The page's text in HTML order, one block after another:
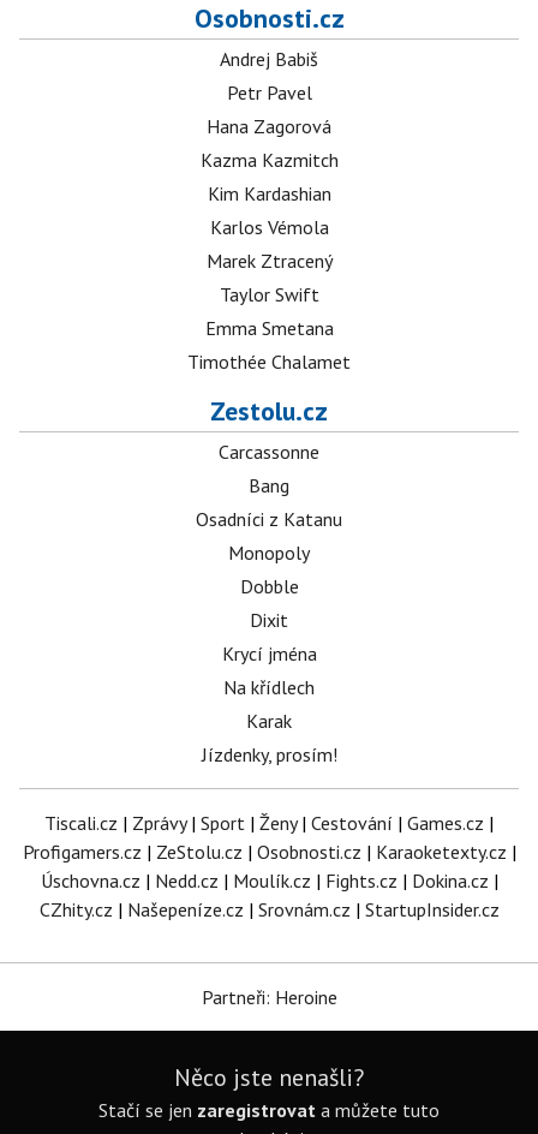
Osobnosti.cz
Andrej Babiš
Petr Pavel
Hana Zagorová
Kazma Kazmitch
Kim Kardashian
Karlos Vémola
Marek Ztracený
Taylor Swift
Emma Smetana
Timothée Chalamet
Zestolu.cz
Carcassonne
Bang
Osadníci z Katanu
Monopoly
Dobble
Dixit
Krycí jména
Na křídlech
Karak
Jízdenky, prosím!
Tiscali.cz | Zprávy| Sport | Ženy| Cestování | Games.cz |
Profigamers.cz | ZeStolu.cz | Osobnosti.cz | Karaoketexty.cz |
Úschovna.cz | Nedd.cz | Moulík.cz | Fights.cz | Dokina.cz |
CZhity.cz | Našepeníze.cz | Srovnám.cz | StartupInsider.cz
Partneři: Heroine
Něco jste nenašli?
Stačí se jen zaregistrovat a můžete tuto